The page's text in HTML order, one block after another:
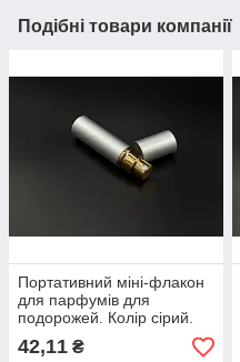
Подібні товари компанії
Портативний міні-флакон
для парфумів для
подорожей. Колір сірий.
83х19мм / 5мл
42,11 ₴